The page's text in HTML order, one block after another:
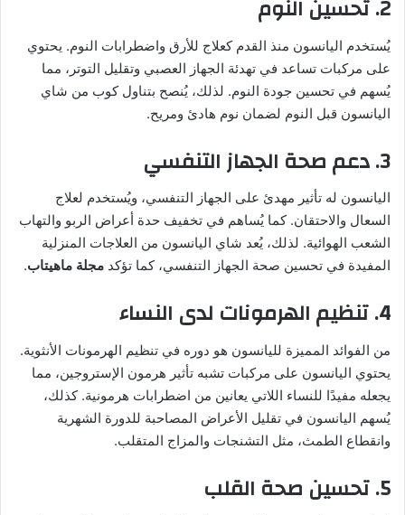
2. تحسين النوم
يُستخدم اليانسون منذ القدم كعلاج للأرق واضطرابات النوم. يحتوي
على مركبات تساعد في تهدئة الجهاز العصبي وتقليل التوتر، مما
يُسهم في تحسين جودة النوم. لذلك، يُنصح بتناول كوب من شاي
اليانسون قبل النوم لضمان نوم هادئ ومريح.
3. دعم صحة الجهاز التنفسي
اليانسون له تأثير مهدئ على الجهاز التنفسي، ويُستخدم لعلاج
السعال والاحتقان. كما يُساهم في تخفيف حدة أعراض الربو والتهاب
الشعب الهوائية. لذلك، يُعد شاي اليانسون من العلاجات المنزلية
المفيدة في تحسين صحة الجهاز التنفسي، كما تؤكد مجلة ماهيتاب.
4. تنظيم الهرمونات لدى النساء
من الفوائد المميزة لليانسون هو دوره في تنظيم الهرمونات الأنثوية.
يحتوي اليانسون على مركبات تشبه تأثير هرمون الإستروجين، مما
يجعله مفيدًا للنساء اللاتي يعانين من اضطرابات هرمونية. كذلك،
يُسهم اليانسون في تقليل الأعراض المصاحبة للدورة الشهرية
وانقطاع الطمث، مثل التشنجات والمزاج المتقلب.
5. تحسين صحة القلب